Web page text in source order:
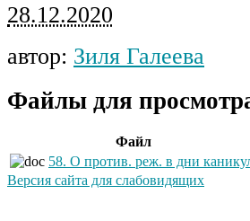
28.12.2020
автор: Зиля Галеева
Файлы для
Файл
58. О против. реж. в дни
Версия сайта для слабовидящих